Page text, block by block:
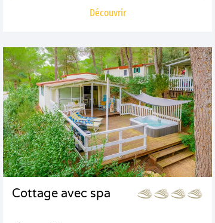
Découvrir
Cottage avec spa